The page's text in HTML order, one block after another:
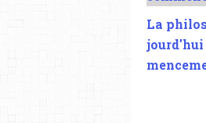
La
jourd'hui